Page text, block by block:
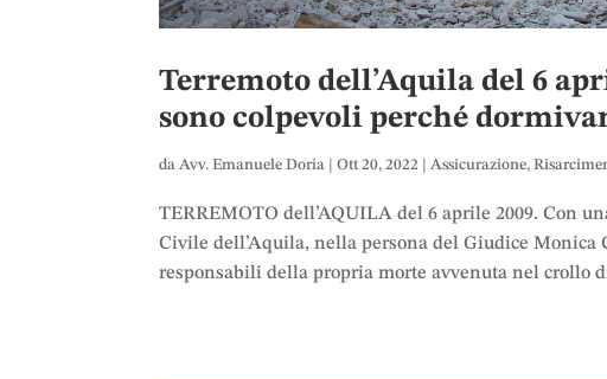
Terremoto dell’Aquila del 6
sono colpevoli perché
daAvv. Emanuele Doria |Ott 20, 2022 |Assicurazione,
TERREMOTO dell’AQUILA del 6 aprile 2009. Con
Civile dell’Aquila, nella persona del Giudice Monica
responsabili della propria morte avvenuta nel crollo